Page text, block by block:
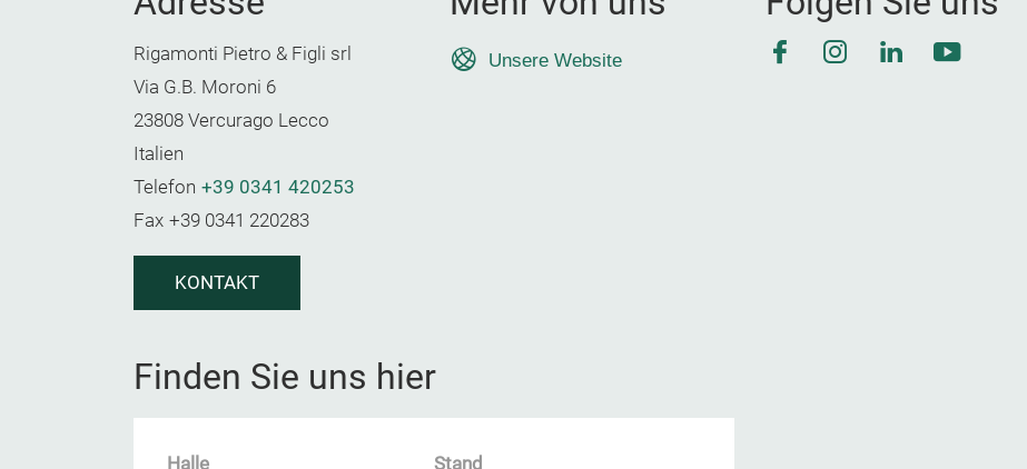
Rigamonti Pietro & Figli srl
Via G.B. Moroni 6
23808 Vercurago Lecco
Italien
Telefon +39 0341 420253
Fax +39 0341 220283
KONTAKT
Unsere Website Facebook
Instagram
LinkedInYouTube
Finden Sie uns hier
Halle Stand